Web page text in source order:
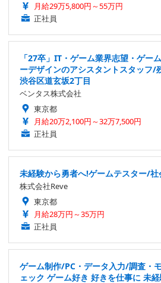
月給29万5,800円～55万円
正社員
「27卒」IT・ゲーム業界志望・ゲー
ーデザインのアシスタントスタッフ
渋谷区道玄坂2丁目
ベンタス株式会社
東京都
月給20万2,100円～32万7,500円
正社員
未経験から勇者へ!ゲームテスター/
株式会社Reve
東京都
月給28万円～35万円
正社員
ゲーム制作/PC・データ入力/調査・
ェック ゲーム好き 好きを仕事に 未